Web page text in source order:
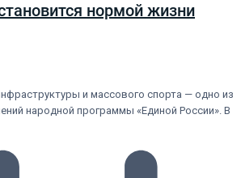
нормой жизни
и массового спорта — одно из
народной программы «Единой России». В